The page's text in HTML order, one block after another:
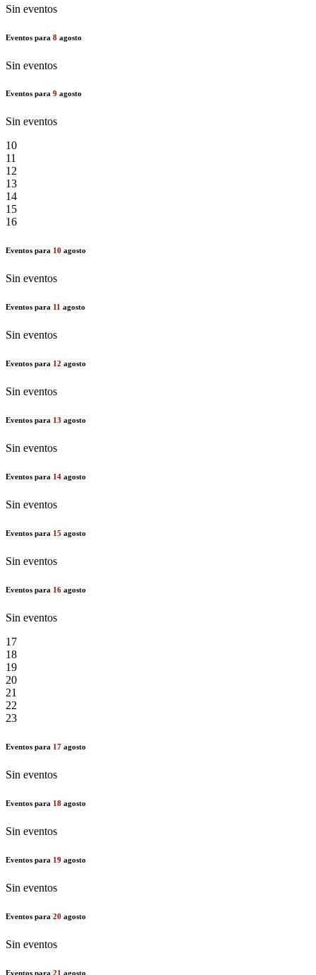
Sin eventos
Eventos para 8 agosto
Sin eventos
Eventos para 9 agosto
Sin eventos
10
11
12
13
14
15
16
Eventos para 10 agosto
Sin eventos
Eventos para 11 agosto
Sin eventos
Eventos para 12 agosto
Sin eventos
Eventos para 13 agosto
Sin eventos
Eventos para 14 agosto
Sin eventos
Eventos para 15 agosto
Sin eventos
Eventos para 16 agosto
Sin eventos
17
18
19
20
21
22
23
Eventos para 17 agosto
Sin eventos
Eventos para 18 agosto
Sin eventos
Eventos para 19 agosto
Sin eventos
Eventos para 20 agosto
Sin eventos
Eventos para 21 agosto